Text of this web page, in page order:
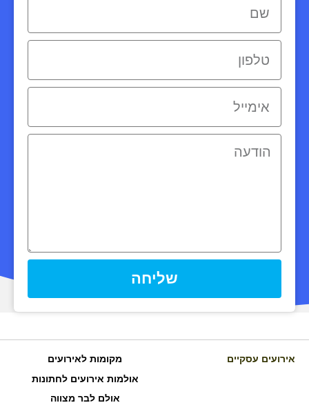
שליחה
אירועים עסקיים
מקומות לאירועים
אולמות אירועים לחתונות
אולם לבר מצווה